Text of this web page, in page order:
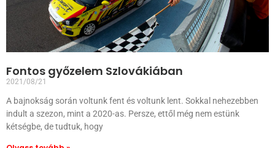
Fontos győzelem Szlovákiában
2021/08/21
A bajnokság során voltunk fent és voltunk lent. Sokkal nehezebben
indult a szezon, mint a 2020-as. Persze, ettől még nem estünk
kétségbe, de tudtuk, hogy